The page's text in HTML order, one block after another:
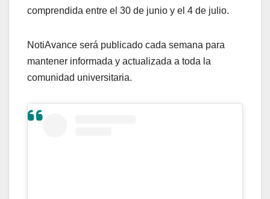
comprendida entre el 30 de junio y el 4 de julio.
NotiAvance será publicado cada semana para
mantener informada y actualizada a toda la
comunidad universitaria.